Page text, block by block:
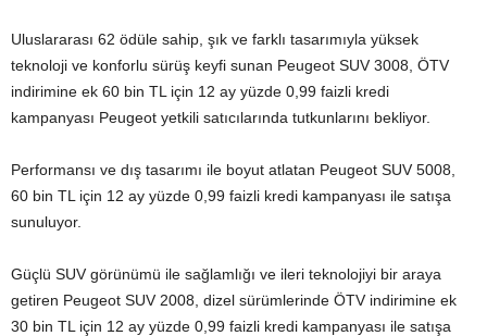
Uluslararası 62 ödüle sahip, şık ve farklı tasarımıyla yüksek
teknoloji ve konforlu sürüş keyfi sunan Peugeot SUV 3008, ÖTV
indirimine ek 60 bin TL için 12 ay yüzde 0,99 faizli kredi
kampanyası Peugeot yetkili satıcılarında tutkunlarını bekliyor.
Performansı ve dış tasarımı ile boyut atlatan Peugeot SUV 5008,
60 bin TL için 12 ay yüzde 0,99 faizli kredi kampanyası ile satışa
sunuluyor.
Güçlü SUV görünümü ile sağlamlığı ve ileri teknolojiyi bir araya
getiren Peugeot SUV 2008, dizel sürümlerinde ÖTV indirimine ek
30 bin TL için 12 ay yüzde 0,99 faizli kredi kampanyası ile satışa